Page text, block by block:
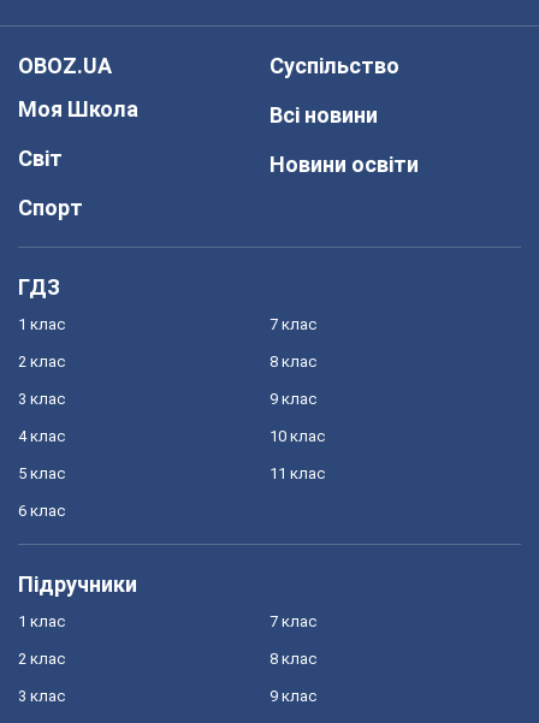
OBOZ.UA
Моя Школа
Світ
Спорт
Суспільство
Всі новини
Новини освіти
ГДЗ
1 клас
2 клас
3 клас
4 клас
5 клас
6 клас
7 клас
8 клас
9 клас
10 клас
11 клас
Підручники
1 клас
2 клас
3 клас
7 клас
8 клас
9 клас